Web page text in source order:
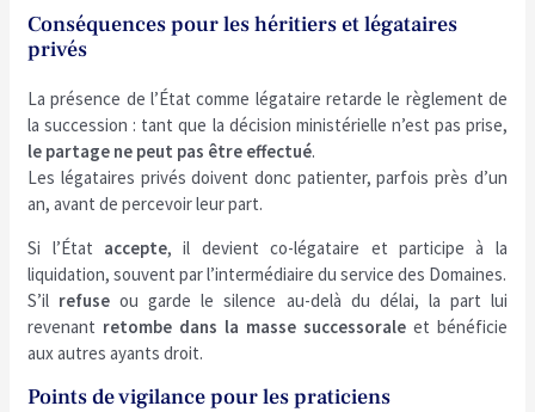
Conséquences pour les héritiers et légataires
privés
La présence de l’État comme légataire retarde le règlement de
la succession : tant que la décision ministérielle n’est pas prise,
le partage ne peut pas être effectué.
Les légataires privés doivent donc patienter, parfois près d’un
an, avant de percevoir leur part.
Si l’État accepte, il devient co-légataire et participe à la
liquidation, souvent par l’intermédiaire du service des Domaines.
S’il refuse ou garde le silence au-delà du délai, la part lui
revenant retombe dans la masse successoraleet bénéficie
aux autres ayants droit.
Points de vigilance pour les praticiens